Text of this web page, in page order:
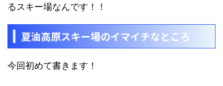
るスキー場なんです！！
夏油高原スキー場のイマイチなところ
今回初めて書きます！